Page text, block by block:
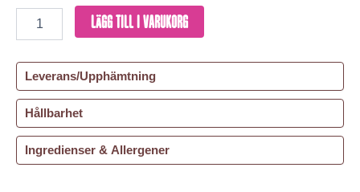
LÄGG TILL I VARUKORG
Leverans/Upphämtning
Hållbarhet
Ingredienser & Allergener